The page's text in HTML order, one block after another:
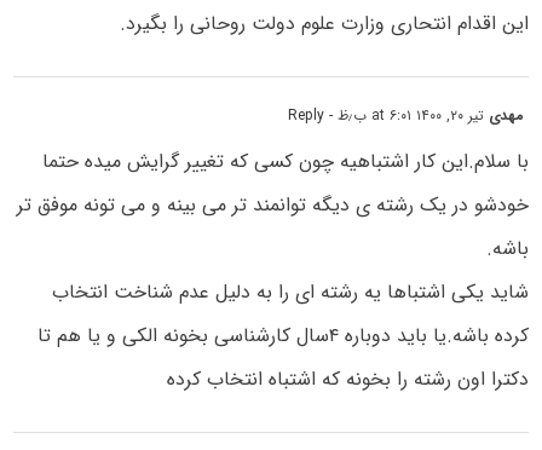
این اقدام انتحاری وزارت علوم دولت روحانی را بگیرد.
مهدی تیر ۲۰, ۱۴۰۰ at ۶:۰۱ ب٫ظ - Reply
با سلام.این کار اشتباهیه چون کسی که تغییر گرایش میده حتما
خودشو در یک رشته ی دیگه توانمند تر می بینه و می تونه موفق تر
باشه.
شاید یکی اشتباها یه رشته ای را به دلیل عدم شناخت انتخاب
کرده باشه.یا باید دوباره ۴سال کارشناسی بخونه الکی و یا هم تا
دکترا اون رشته را بخونه که اشتباه انتخاب کرده